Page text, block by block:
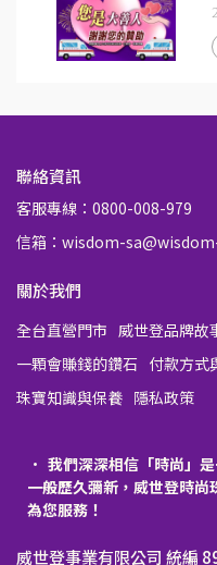
聯絡資訊
客服專線：0800-008-979
信箱：wisdom-
關於我們
全台直營門市 威世登品牌故
一顆會賺錢的鑽石 付款方式
珠寶知識與保養 隱私政策
我們深深相信「時尚」
一般歷久彌新，威世登時尚
為您服務！
威世登事業有限公司 統編